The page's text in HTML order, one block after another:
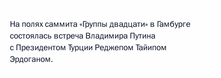
На полях саммита «Группы двадцати» в Гамбурге
состоялась встреча Владимира Путина
с Президентом Турции Реджепом Тайипом
Эрдоганом.